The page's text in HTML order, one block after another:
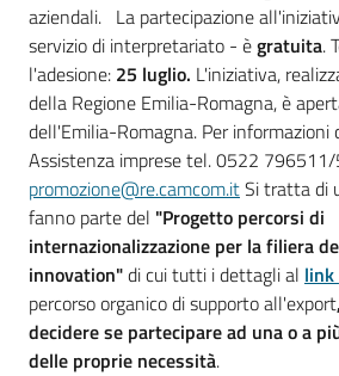
aziendali. La partecipazione
servizio di interpretariato - ègratuita.
l'adesione: 25 luglio. L'iniziativa,
della Regione Emilia-Romagna, è
dell'Emilia-Romagna. Per
Assistenza imprese tel. 0522
promozione@re.camcom.itSi tratta di
fanno parte del "Progetto percorsi di
internazionalizzazione per la filiera
innovation"di cui tutti i dettagli al link
percorso organico di supporto all'export
decidere se partecipare ad una o a
delle proprie necessità.